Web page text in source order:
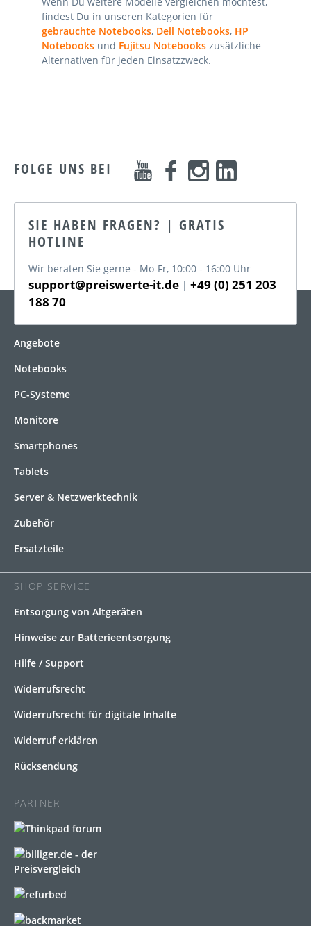
findest Du in unseren Kategorien für
gebrauchte Notebooks, Dell Notebooks, HP
Notebooks und Fujitsu Notebooks zusätzliche
Alternativen für jeden Einsatzzweck.
FOLGE UNS BEI
SIE HABEN FRAGEN? | GRATIS
HOTLINE
Wir beraten Sie gerne - Mo-Fr, 10:00 - 16:00 Uhr
support@preiswerte-it.de | +49 (0) 251 203
188 70
Angebote
Notebooks
PC-Systeme
Monitore
Smartphones
Tablets
Server & Netzwerktechnik
Zubehör
Ersatzteile
SHOP SERVICE
Entsorgung von Altgeräten
Hinweise zur Batterieentsorgung
Hilfe / Support
Widerrufsrecht
Widerrufsrecht für digitale Inhalte
Widerruf erklären
Rücksendung
PARTNER